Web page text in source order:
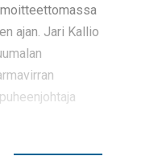
ajan. Jari Kallio